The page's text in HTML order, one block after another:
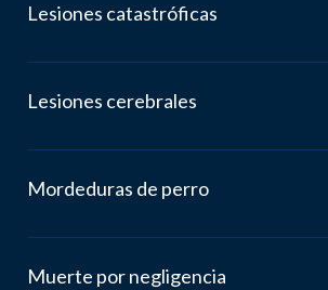
Lesiones catastróficas
Lesiones cerebrales
Mordeduras de perro
Muerte por negligencia